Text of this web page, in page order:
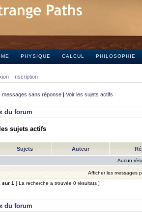
PHYSIQUE CALCUL PHILOSOPHIE
Inscription
messages sans réponse | Voir les sujets actifs
du forum
sujets actifs
Sujets Auteur
Aucun
Afficher les messages
sur 1 [ La recherche a trouvée 0 résultats ]
du forum